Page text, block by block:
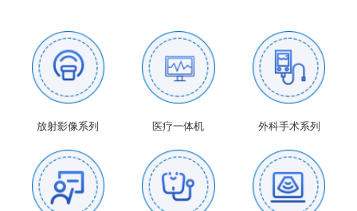
放射影像系列 医疗一体机 外科手术系列